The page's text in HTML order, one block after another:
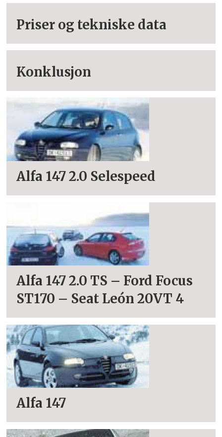
Priser og tekniske data
Konklusjon
Alfa 147 2.0 Selespeed
Alfa 147 2.0 TS – Ford Focus
ST170 – Seat León 20VT 4
Alfa 147